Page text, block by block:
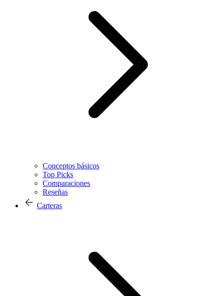
Conceptos básicos
Top Picks
Comparaciones
Reseñas
Carteras